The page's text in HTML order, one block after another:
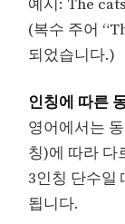
예시: The
(복수 주어
되었습니다.)
인칭에 따른
영어에서는
칭)에 따라 다
3인칭 단수일
됩니다.